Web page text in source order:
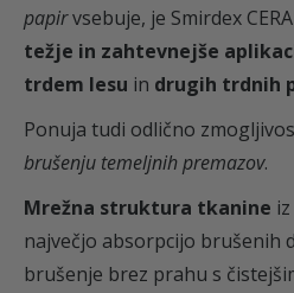
k
i
č
i
n
a
papirvsebuje, je Smirdex
težje in zahtevnejše
trdem lesu in drugih trdnih
Ponuja tudi odlično
brušenju temeljnih premazov.
Mrežna struktura tkanine
največjo absorpcijo brušenih
brušenje brez prahu s